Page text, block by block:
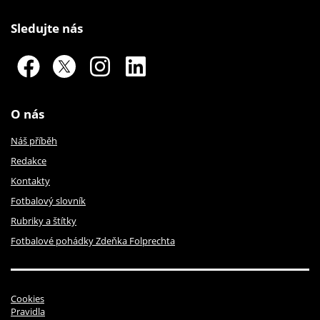
Sledujte nás
O nás
Náš příběh
Redakce
Kontakty
Fotbalový slovník
Rubriky a štítky
Fotbalové pohádky Zdeňka Folprechta
Cookies
Pravidla